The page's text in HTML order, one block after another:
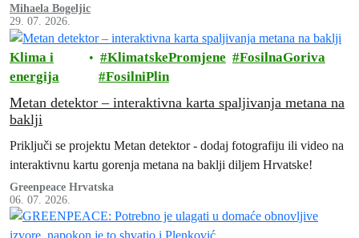
„namet“, ne bih li mogla posjećivati prijatelje i obitelj ili otputovati
po potrebi u veći grad.
Mihaela Bogeljic
29. 07. 2026.
Klima i
energija
KlimatskePromjene
FosilnaGoriva
FosilniPlin
Metan detektor – interaktivna karta spaljivanja metana na
baklji
Priključi se projektu Metan detektor - dodaj fotografiju ili video na
interaktivnu kartu gorenja metana na baklji diljem Hrvatske!
Greenpeace Hrvatska
06. 07. 2026.